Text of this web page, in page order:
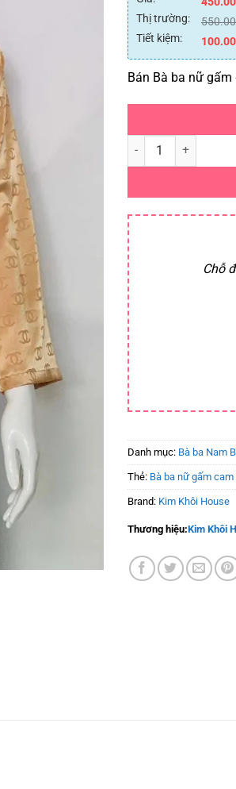
Thị trường:
Tiết kiệm:
Bán Bà ba nữ
Bà ba nữ gấm cam
Chỗ
Danh mục: Bà ba Nam
Thẻ: Bà ba nữ gấm
Brand: Kim Khôi House
Thương hiệu:Kim Khôi